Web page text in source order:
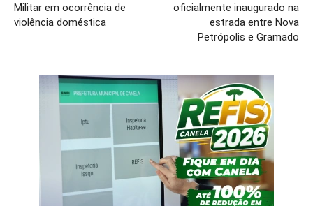
Militar em ocorrência de
violência doméstica
oficialmente inaugurado na
estrada entre Nova
Petrópolis e Gramado